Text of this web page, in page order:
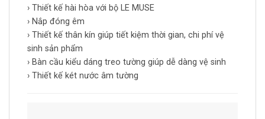
› Thiết kế hài hòa với bộ LE MUSE
› Nắp đóng êm
› Thiết kế thân kín giúp tiết kiệm thời gian, chi phí vệ
sinh sản phẩm
› Bàn cầu kiểu dáng treo tường giúp dễ dàng vệ sinh
› Thiết kế két nước âm tường